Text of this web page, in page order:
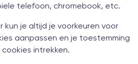
telefoon, chromebook, etc.
kun je altijd je voorkeuren voor
aanpassen en je toestemming
intrekken.